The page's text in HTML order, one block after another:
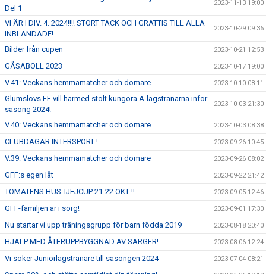
Del 1
2023-11-13 19:00
VI ÄR I DIV. 4. 2024!!!! STORT TACK OCH GRATTIS TILL ALLA
INBLANDADE!
2023-10-29 09:36
Bilder från cupen 2023-10-21 12:53
GÅSABOLL 2023 2023-10-17 19:00
V.41: Veckans hemmamatcher och domare 2023-10-10 08:11
Glumslövs FF vill härmed stolt kungöra A-lagstränarna inför
säsong 2024!
2023-10-03 21:30
V.40: Veckans hemmamatcher och domare 2023-10-03 08:38
CLUBDAGAR INTERSPORT ! 2023-09-26 10:45
V.39: Veckans hemmamatcher och domare 2023-09-26 08:02
GFF:s egen låt 2023-09-22 21:42
TOMATENS HUS TJEJCUP 21-22 OKT !! 2023-09-05 12:46
GFF-familjen är i sorg! 2023-09-01 17:30
Nu startar vi upp träningsgrupp för barn födda 2019 2023-08-18 20:40
HJÄLP MED ÅTERUPPBYGGNAD AV SARGER! 2023-08-06 12:24
Vi söker Juniorlagstränare till säsongen 2024 2023-07-04 08:21